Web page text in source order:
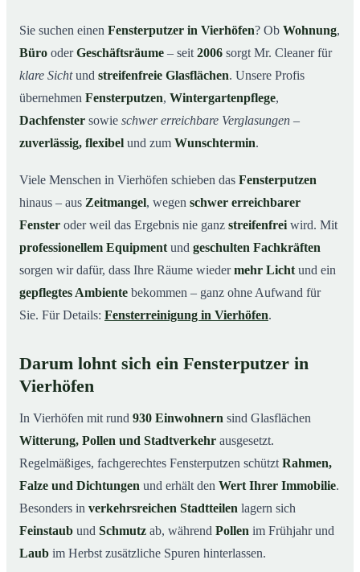
03Unsere Leistungen im Überblick
04Warum Mr. Cleaner in Vierhöfen?
05So funktioniert’s
07Jetzt kostenloses Angebot einholen
Vierhöfen im Einsatz
Sie suchen einen Fensterputzer in Vierhöfen? Ob Wohnung,
Büro oderGeschäftsräume – seit 2006 sorgt Mr. Cleaner für
klare Sichtund streifenfreie Glasflächen. Unsere Profis
übernehmen Fensterputzen, Wintergartenpflege,
Dachfenster sowie schwer erreichbare Verglasungen –
zuverlässig, flexibel und zum Wunschtermin.
Viele Menschen in Vierhöfen schieben das Fensterputzen
hinaus – aus Zeitmangel, wegen schwer erreichbarer
Fenster oder weil das Ergebnis nie ganz streifenfrei wird. Mit
professionellem Equipment und geschulten Fachkräften
sorgen wir dafür, dass Ihre Räume wiedermehr Licht und ein
gepflegtes Ambiente bekommen – ganz ohne Aufwand für
Sie. Für Details: Fensterreinigung in Vierhöfen.
Darum lohnt sich ein Fensterputzer in
Vierhöfen
In Vierhöfen mit rund 930 Einwohnern sind Glasflächen
Witterung, Pollen und Stadtverkehr ausgesetzt.
Regelmäßiges, fachgerechtes Fensterputzen schützt Rahmen,
Falze und Dichtungen und erhält den Wert Ihrer Immobilie.
Besonders in verkehrsreichen Stadtteilen lagern sich
Feinstaub und Schmutz ab, während Pollen im Frühjahr und
Laub im Herbst zusätzliche Spuren hinterlassen.